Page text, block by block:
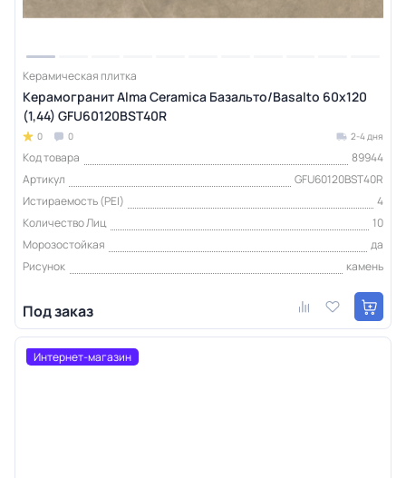
Керамическая плитка
Керамогранит Alma Ceramica Базальто/Basalto 60х120
(1,44) GFU60120BST40R
0 0 2-4 дня
Код товара
89944
Артикул
GFU60120BST40R
Истираемость (PEI)
4
Количество Лиц
10
Морозостойкая
да
Рисунок
камень
Под заказ
Интернет-магазин